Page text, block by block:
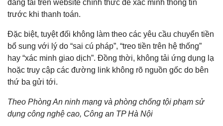
đăng tải trên website chính thức để xác minh thông tin
trước khi thanh toán.
Đặc biệt, tuyệt đối không làm theo các yêu cầu chuyển tiền
bổ sung với lý do “sai cú pháp”, “treo tiền trên hệ thống”
hay “xác minh giao dịch”. Đồng thời, không tải ứng dụng lạ
hoặc truy cập các đường link không rõ nguồn gốc do bên
thứ ba gửi tới.
Theo Phòng An ninh mạng và phòng chống tội phạm sử
dụng công nghệ cao, Công an TP Hà Nội